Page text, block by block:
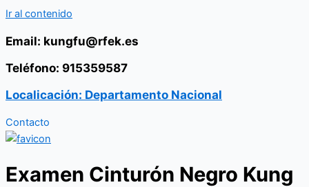
Ir al contenido
Email: kungfu@rfek.es
Teléfono: 915359587
Localicación: Departamento Nacional
Contacto
Examen Cinturón Negro Kung